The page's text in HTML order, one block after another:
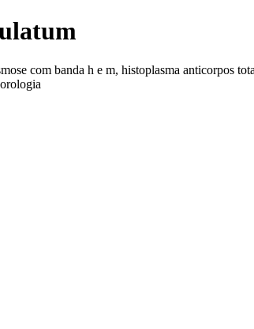
com banda h e m, histoplasma anticorpos